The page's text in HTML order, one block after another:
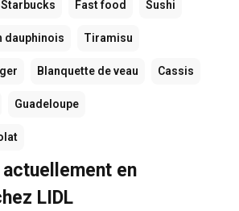
Starbucks Fast food Sushi
dauphinois Tiramisu
Blanquette de veau Cassis
Guadeloupe
en
LIDL